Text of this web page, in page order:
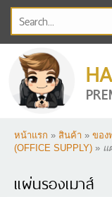
หน้าแรก » สินค้า » ของ
(OFFICE SUPPLY) » แ
แผ่นรองเมาส์